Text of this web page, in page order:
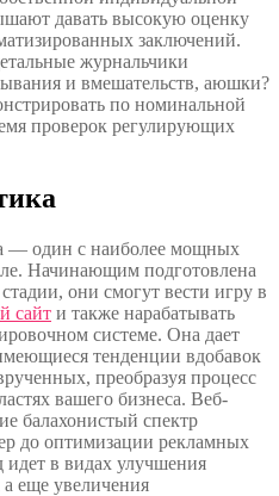
давать высокую оценку
заключений.
журнальчики
и вмешательств, аюшки?
по номинальной
проверок регулирующих
— один с наиболее мощных
Начинающим подготовлена
они смогут вести игру в
сайт и также нарабатывать
системе. Она дает
тенденции вдобавок
преобразуя процесс
вашего бизнеса. Веб-
балахонистый спектр
до оптимизации рекламных
в видах улучшения
еще увеличения